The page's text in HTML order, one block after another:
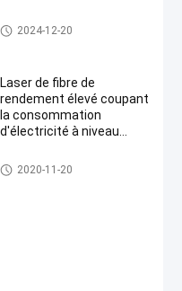
machine à cintrer de tuyau
2024-12-20
Laser de fibre de
rendement élevé coupant
la consommation
d'électricité à niveau
découpeuse de laser de fibre
2020-11-20